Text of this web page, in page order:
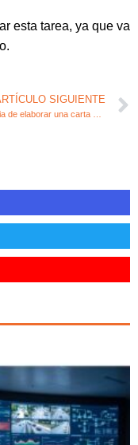
esta tarea, ya que va
SIGUIENTE